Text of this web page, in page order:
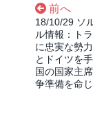
前へ
18/10/29 ソ
ル情報：ト
に忠実な勢
とドイツを
国の国家主
争準備を命